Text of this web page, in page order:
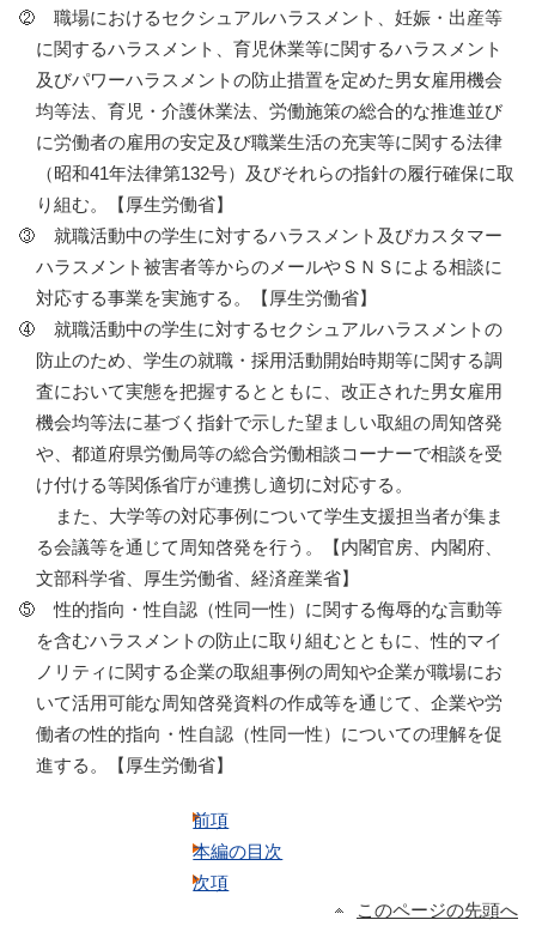
職場におけるセクシュアルハラスメント、妊娠・出産等
に関するハラスメント、育児休業等に関するハラスメント
及びパワーハラスメントの防止措置を定めた男女雇用機会
均等法、育児・介護休業法、労働施策の総合的な推進並び
に労働者の雇用の安定及び職業生活の充実等に関する法律
（昭和41年法律第132号）及びそれらの指針の履行確保に取
り組む。【厚生労働省】
就職活動中の学生に対するハラスメント及びカスタマー
ハラスメント被害者等からのメールやＳＮＳによる相談に
対応する事業を実施する。【厚生労働省】
就職活動中の学生に対するセクシュアルハラスメントの
防止のため、学生の就職・採用活動開始時期等に関する調
査において実態を把握するとともに、改正された男女雇用
機会均等法に基づく指針で示した望ましい取組の周知啓発
や、都道府県労働局等の総合労働相談コーナーで相談を受
け付ける等関係省庁が連携し適切に対応する。
また、大学等の対応事例について学生支援担当者が集ま
る会議等を通じて周知啓発を行う。【内閣官房、内閣府、
文部科学省、厚生労働省、経済産業省】
性的指向・性自認（性同一性）に関する侮辱的な言動等
を含むハラスメントの防止に取り組むとともに、性的マイ
ノリティに関する企業の取組事例の周知や企業が職場にお
いて活用可能な周知啓発資料の作成等を通じて、企業や労
働者の性的指向・性自認（性同一性）についての理解を促
進する。【厚生労働省】
前項
本編の目次
次項
このページの先頭へ